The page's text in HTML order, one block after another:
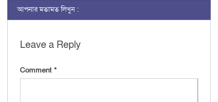
আপনার মতামত লিখুন :
Leave a Reply
Comment *